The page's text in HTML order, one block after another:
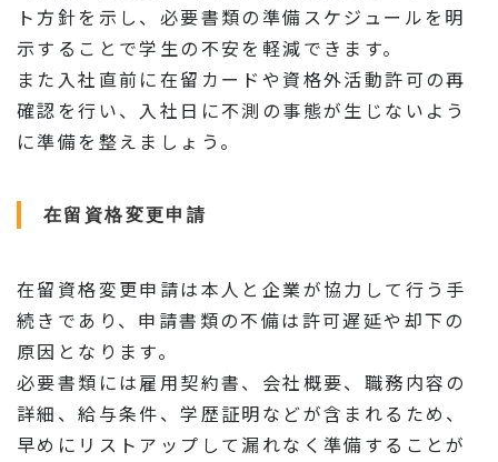
ト方針を示し、必要書類の準備スケジュールを明
示することで学生の不安を軽減できます。
また入社直前に在留カードや資格外活動許可の再
確認を行い、入社日に不測の事態が生じないよう
に準備を整えましょう。
在留資格変更申請
在留資格変更申請は本人と企業が協力して行う手
続きであり、申請書類の不備は許可遅延や却下の
原因となります。
必要書類には雇用契約書、会社概要、職務内容の
詳細、給与条件、学歴証明などが含まれるため、
早めにリストアップして漏れなく準備することが